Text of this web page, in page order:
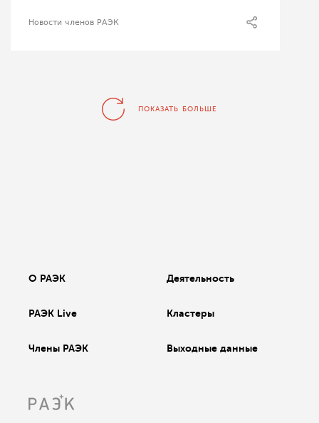
Новости членов РАЭК
ПОКАЗАТЬ БОЛЬШЕ
О РАЭК Деятельность
РАЭК Live Кластеры
Члены РАЭК Выходные данные